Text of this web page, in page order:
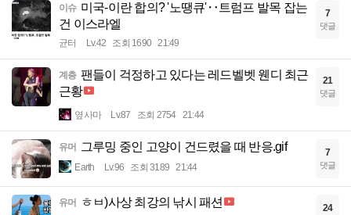
이슈 미국-이란 합의? '노땡큐'‥트럼프 발목 잡는
건 이스라엘
균터 Lv.42 조회 1690 21:49
7
댓글
계층 팬들이 걱정하고 있다는 레드벨벳 웬디 최근
근황
옆사마 Lv.87 조회 2754 21:44
21
댓글
유머 그루밍 중인 고양이 건드렸을 때 반응.gif
Earth Lv.96 조회 3189 21:44
7
댓글
유머 ㅎㅂ)사상 최강의 낚시 패션 24